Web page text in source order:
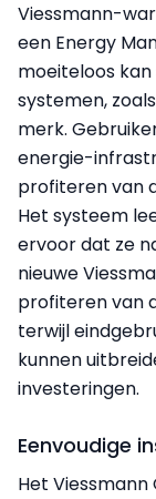
Viessmann-
een Energy
moeiteloos
systemen,
merk.
energie-
profiteren van
Het systeem
ervoor dat ze
nieuwe
profiteren van
terwijl
kunnen
investeringen.
Eenvoudige
Het